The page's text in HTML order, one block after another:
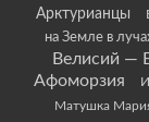
Арктурианцы
на Земле в
Велисий —
Афоморзия
Матушка